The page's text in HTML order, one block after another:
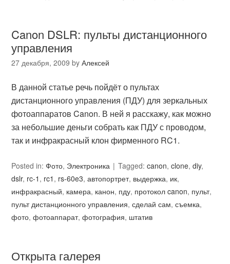
Canon DSLR: пульты дистанционного
управления
27 декабря, 2009 byАлексей
В данной статье речь пойдёт о пультах
дистанционного управления (ПДУ) для зеркальных
фотоаппаратов Canon. В ней я расскажу, как можно
за небольшие деньги собрать как ПДУ с проводом,
так и инфракрасный клон фирменного RC1.
Posted in:Фото, Электроника Tagged:canon,clone,diy,
dslr, rc-1 , rc1 , rs-60e3,автопортрет, выдержка, ик,
инфракрасный, камера, канон, пду, протокол canon, пульт,
пульт дистанционного управления,сделай сам,съемка,
фото,фотоаппарат,фотография, штатив
Открыта галерея